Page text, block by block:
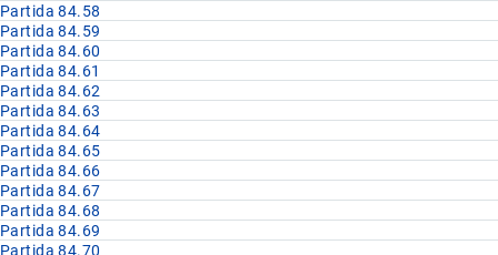
Partida 84.58
Partida 84.59
Partida 84.60
Partida 84.61
Partida 84.62
Partida 84.63
Partida 84.64
Partida 84.65
Partida 84.66
Partida 84.67
Partida 84.68
Partida 84.69
Partida 84.70